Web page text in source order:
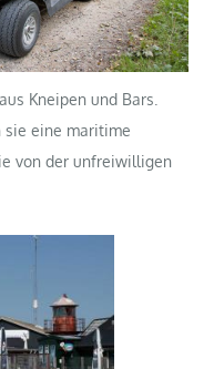
Kneipen und Bars.
sie eine maritime
von der unfreiwilligen